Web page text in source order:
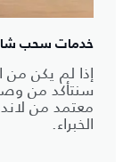
خدمات سحب
إذا لم يكن
سنتأكد من
معتمد من
الخبراء.